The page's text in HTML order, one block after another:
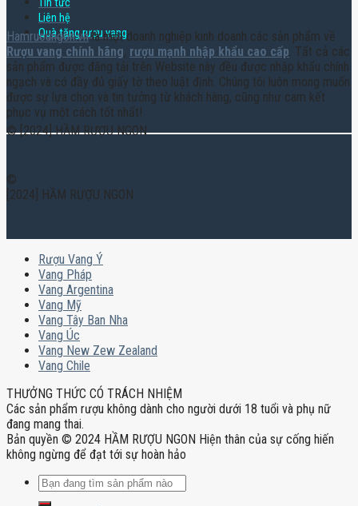
Tin tức
Liên hệ
Quà tặng rượu vang
Hamruoungon.vnlà một doanh nghiệp kinh doanh các sản phẩm về
Rượu vang chính hãng, rượu mạnh nhập khẩu cao cấp. Tất cả các
sản phẩm được đăng tải trên Website này đều được nhập khẩu chính
ngạch và có đầy đủ giấy tờ theo luật định. Chúng tôi luôn mong muốn
được sự lựa chọn và tin tưởng từ khách hàng, cũng như cam kết
phục vụ một cách tốt nhất!
© [2024] HẦM RƯỢU NGON
©
[2024] HẦM RƯỢU NGON
Rượu Vang Ý
Vang Pháp
Vang Argentina
Vang Mỹ
Vang Tây Ban Nha
Vang Úc
Vang New Zew Zealand
Vang Chile
THƯỞNG THỨC CÓ TRÁCH NHIỆM
Các sản phẩm rượu không dành cho người dưới 18 tuổi và phụ nữ
đang mang thai.
Bản quyền © 2024 HẦM RƯỢU NGON Hiện thân của sự cống hiến
không ngừng để đạt tới sự hoàn hảo
Tìm